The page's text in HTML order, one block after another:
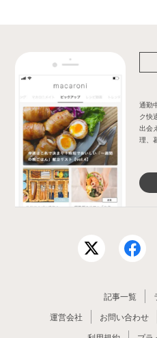
通勤
ク快
出会
理、
記事一覧
運営会社
お問い合わせ